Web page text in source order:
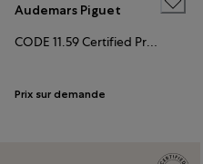
Audemars Piguet
CODE 11.59 Certified Pre-Owned
Prix sur demande